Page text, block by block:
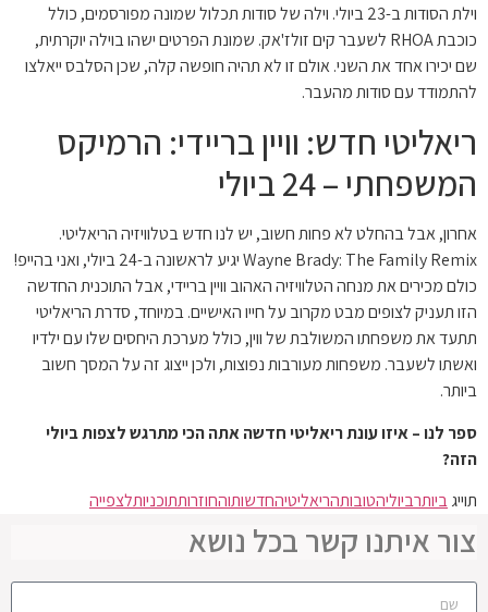
וילת הסודות ב-23 ביולי. וילה של סודות תכלול שמונה מפורסמים, כולל
כוכבת RHOA לשעבר קים זולז'אק. שמונת הפרטים ישהו בוילה יוקרתית,
שם יכירו אחד את השני. אולם זו לא תהיה חופשה קלה, שכן הסלבס ייאלצו
להתמודד עם סודות מהעבר.
ריאליטי חדש: וויין בריידי: הרמיקס
המשפחתי – 24 ביולי
אחרון, אבל בהחלט לא פחות חשוב, יש לנו חדש בטלוויזיה הריאליטי.
Wayne Brady: The Family Remix יגיע לראשונה ב-24 ביולי, ואני בהייפ!
כולם מכירים את מנחה הטלוויזיה האהוב וויין בריידי, אבל התוכנית החדשה
הזו תעניק לצופים מבט מקרוב על חייו האישיים. במיוחד, סדרת הריאליטי
תתעד את משפחתו המשולבת של ווין, כולל מערכת היחסים שלו עם ילדיו
ואשתו לשעבר. משפחות מעורבות נפוצות, ולכן ייצוג זה על המסך חשוב
ביותר.
ספר לנו – איזו עונת ריאליטי חדשה אתה הכי מתרגש לצפות ביולי
הזה?
תוייגביותרביוליהטובותהריאליטיהחדשותוהחוזרותתוכניותלצפייה
צור איתנו קשר בכל נושא